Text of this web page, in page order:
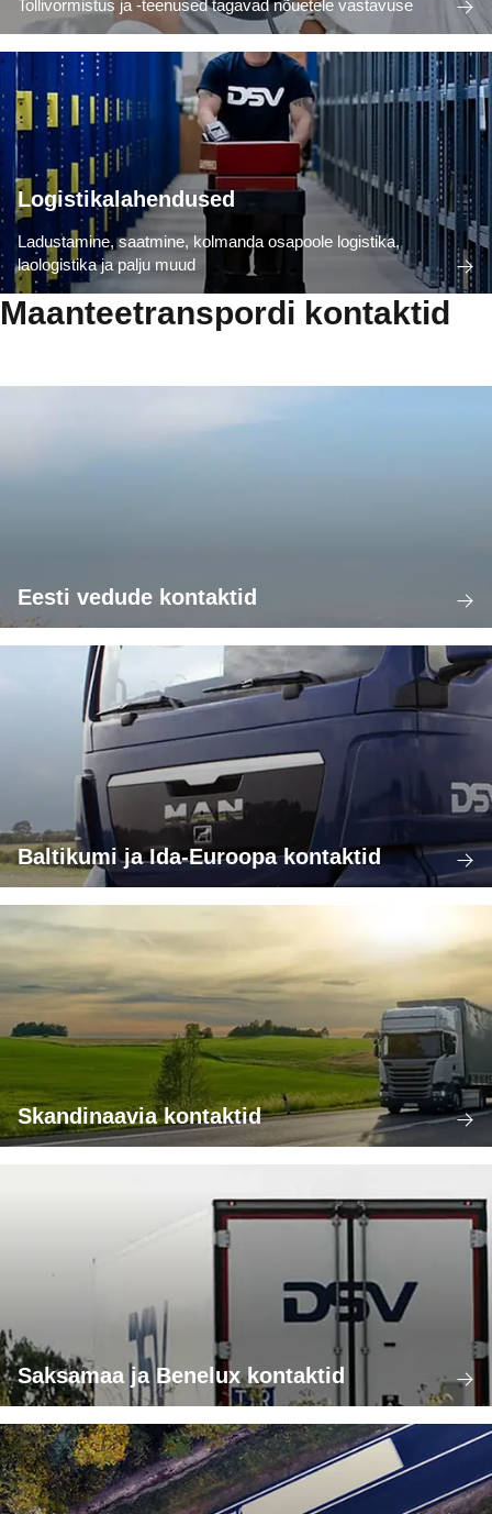
Tollivormistus ja -teenused tagavad nõuetele vastavuse
Logistikalahendused
Ladustamine, saatmine, kolmanda osapoole logistika,
laologistika ja palju muud
Maanteetranspordi kontaktid
Eesti vedude kontaktid
Baltikumi ja Ida-Euroopa kontaktid
Skandinaavia kontaktid
Saksamaa ja Benelux kontaktid